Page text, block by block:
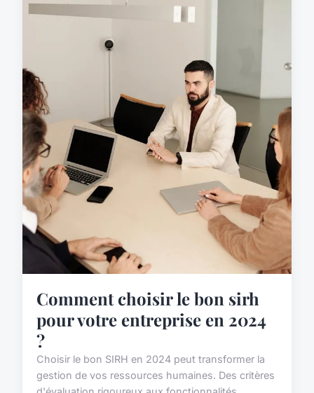
Comment choisir le bon sirh
pour votre entreprise en 2024
?
Choisir le bon SIRH en 2024 peut transformer la
gestion de vos ressources humaines. Des critères